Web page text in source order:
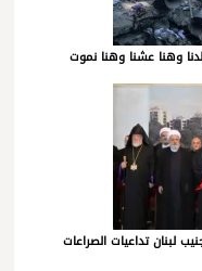
وهنا عشنا وهنا نموت
لبنان تداعيات الصراعات